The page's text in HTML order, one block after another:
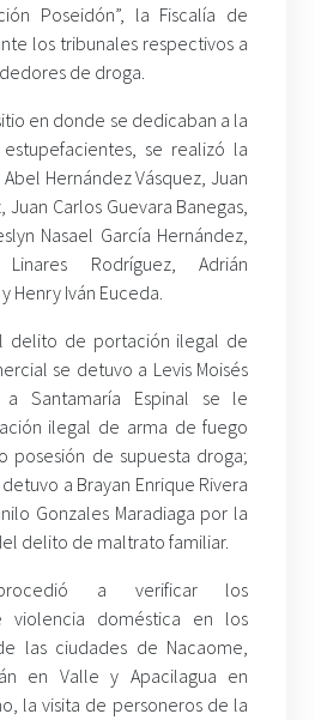
Poseidón”, la Fiscalía de
los tribunales respectivos a
de droga.
en donde se dedicaban a la
se realizó la
Hernández Vásquez, Juan
Juan Carlos Guevara Banegas,
Nasael García Hernández,
Rodríguez, Adrián
Henry Iván Euceda.
delito de portación ilegal de
se detuvo a Levis Moisés
a Santamaría Espinal se le
ilegal de arma de fuego
posesión de supuesta droga;
a Brayan Enrique Rivera
Gonzales Maradiaga por la
delito de maltrato familiar.
a verificar los
violencia doméstica en los
las ciudades de Nacaome,
en Valle y Apacilagua en
la visita de personeros de la